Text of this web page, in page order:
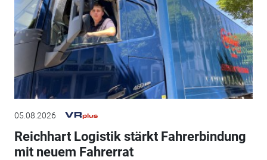
05.08.2026
Reichhart Logistik stärkt Fahrerbindung
mit neuem Fahrerrat